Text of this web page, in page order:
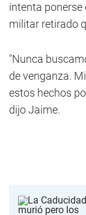
intenta ponerse
militar retirado
"Nunca
de venganza.
estos hechos
dijo Jaime.